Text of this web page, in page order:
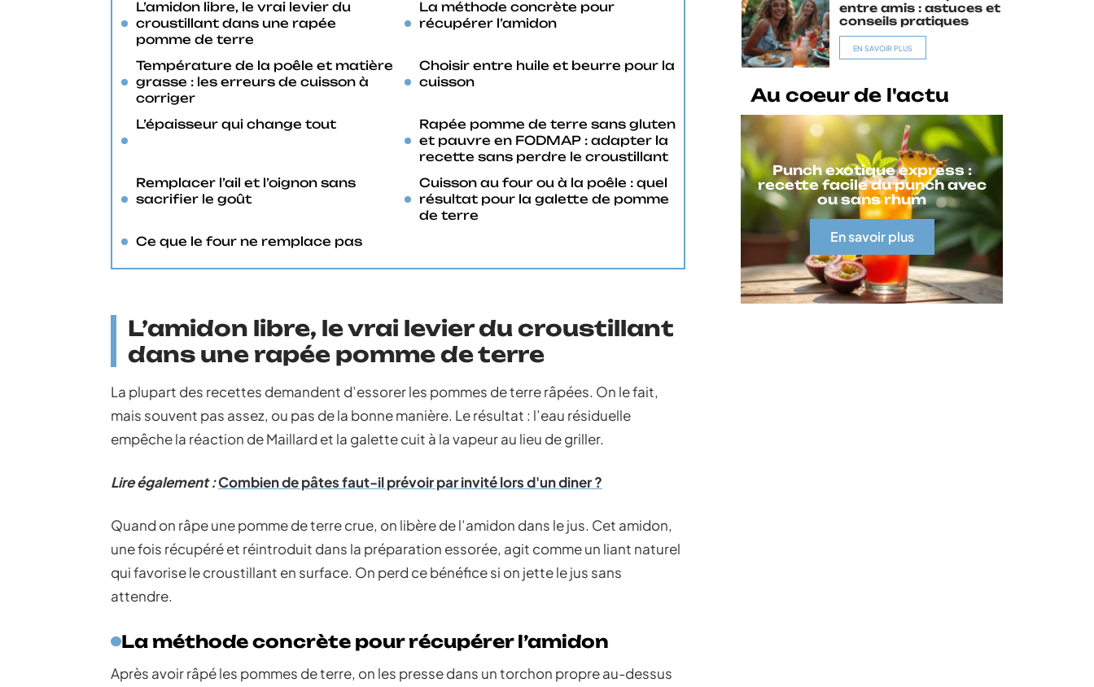
L’amidon libre, le vrai levier du
croustillant dans une rapée
pomme de terre
La méthode concrète pour
récupérer l’amidon
Température de la poêle et matière
grasse : les erreurs de cuisson à
corriger
Choisir entre huile et beurre pour la
cuisson
L’épaisseur qui change tout
Rapée pomme de terre sans gluten
et pauvre en FODMAP : adapter la
recette sans perdre le croustillant
Remplacer l’ail et l’oignon sans
sacrifier le goût
Cuisson au four ou à la poêle : quel
résultat pour la galette de pomme
de terre
Ce que le four ne remplace pas
L’amidon libre, le vrai levier du croustillant
dans une rapée pomme de terre
La plupart des recettes demandent d’essorer les pommes de terre râpées. On le fait,
mais souvent pas assez, ou pas de la bonne manière. Le résultat : l’eau résiduelle
empêche la réaction de Maillard et la galette cuit à la vapeur au lieu de griller.
Lire également :Combien de pâtes faut-il prévoir par invité lors d'un diner ?
Quand on râpe une pomme de terre crue, on libère de l’amidon dans le jus. Cet amidon,
une fois récupéré et réintroduit dans la préparation essorée, agit comme un liant naturel
qui favorise le croustillant en surface. On perd ce bénéfice si on jette le jus sans
attendre.
La méthode concrète pour récupérer l’amidon
Après avoir râpé les pommes de terre, on les presse dans un torchon propre au-dessus
entre amis : astuces et
conseils pratiques
EN SAVOIR PLUS
Au coeur de l'actu
Punch exotique express :
recette facile du punch avec
ou sans rhum
En savoir plus